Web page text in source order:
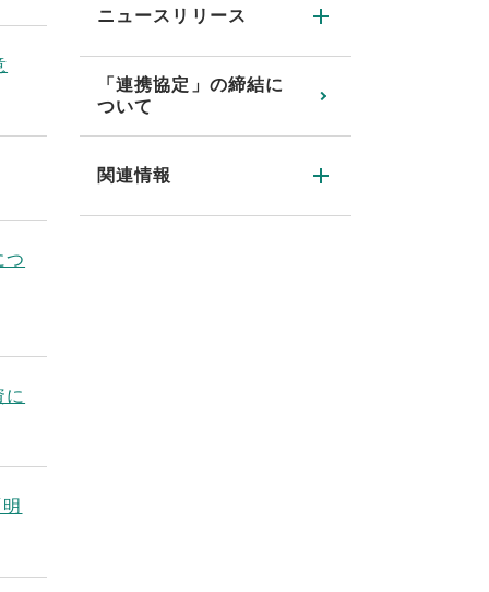
つ
に
ニュースリリース
「連携協定」の締結に
ついて
関連情報